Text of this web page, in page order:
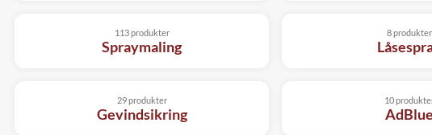
Spraymaling
113 produkter 8 produkter
Gevindsikring
29 produkter
AdBlue
10